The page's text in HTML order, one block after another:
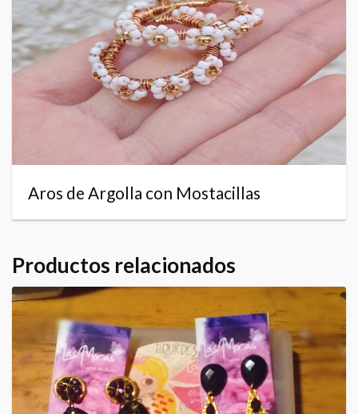
Aros de Argolla con Mostacillas
Productos relacionados